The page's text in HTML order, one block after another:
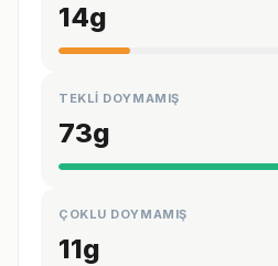
14g
TEKLİ DOYMAMIŞ
73g
ÇOKLU DOYMAMIŞ
11g